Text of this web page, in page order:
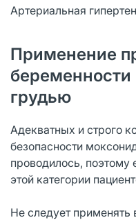
Артериальная
Применение
грудью
Адекватных и строго
безопасности
проводилось, поэтому
этой категории
Не следует применять